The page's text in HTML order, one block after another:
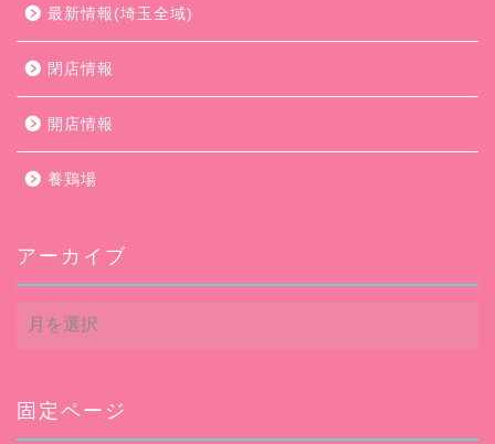
最新情報(埼玉全域)
閉店情報
開店情報
養鶏場
アーカイブ
ア
ー
ブ
固定ページ